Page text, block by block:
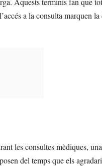
a la consulta marquen
les consultes mèdiques,
del temps que els